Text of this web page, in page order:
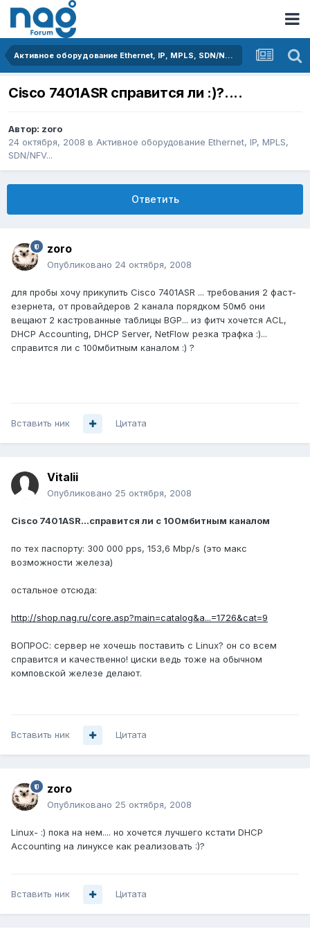
Активное оборудование Ethernet, IP, MPLS, SDN/NFV...
Cisco 7401ASR справится ли :)?....
Автор: zoro
24 октября, 2008 в Активное оборудование Ethernet, IP, MPLS,
SDN/NFV...
Ответить
zoro
Опубликовано 24 октября, 2008
для пробы хочу прикупить Cisco 7401ASR ... требования 2 фаст-
езернета, от провайдеров 2 канала порядком 50мб они
вещают 2 кастрованные таблицы BGP... из фитч хочется ACL,
DHCP Accounting, DHCP Server, NetFlow резка трафка :)...
справится ли с 100мбитным каналом :) ?
Вставить ник Цитата
Vitalii
Опубликовано 25 октября, 2008
Cisco 7401ASR...справится ли с 100мбитным каналом
по тех паспорту: 300 000 pps, 153,6 Mbp/s (это макс
возможности железа)
остальное отсюда:
http://shop.nag.ru/core.asp?main=catalog&a...=1726&cat=9
ВОПРОС: сервер не хочешь поставить с Linux? он со всем
справится и качественно! циски ведь тоже на обычном
комповской железе делают.
Вставить ник Цитата
zoro
Опубликовано 25 октября, 2008
Linux- :) пока на нем.... но хочется лучшего кстати DHCP
Accounting на линуксе как реализовать :)?
Вставить ник Цитата